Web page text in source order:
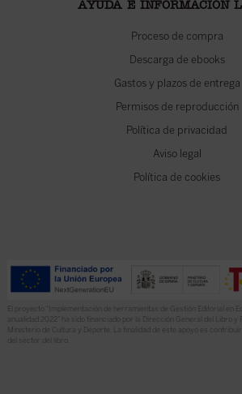
AYUDA E INFORMACIÓN
Proceso de compra
Descarga de ebooks
Gastos y plazos de entrega
Permisos de reproducción
Política de privacidad
Aviso legal
Política de cookies
El proyecto “Implementación de herramientas de Gestión Editorial en
anualidad 2022” ha sido financiado por la Dirección General del Libro y
Ministerio de Cultura y Deporte. La finalidad de este apoyo es
del sector del libro.